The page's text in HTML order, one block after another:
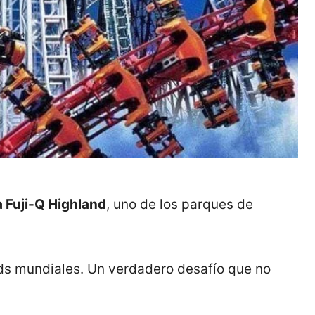
Fuji-Q Highland, uno de los parques de
mundiales. Un verdadero desafío que no